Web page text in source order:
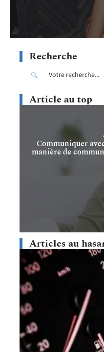
Recherche
Article au top
Communiquer
manière de
Articles au